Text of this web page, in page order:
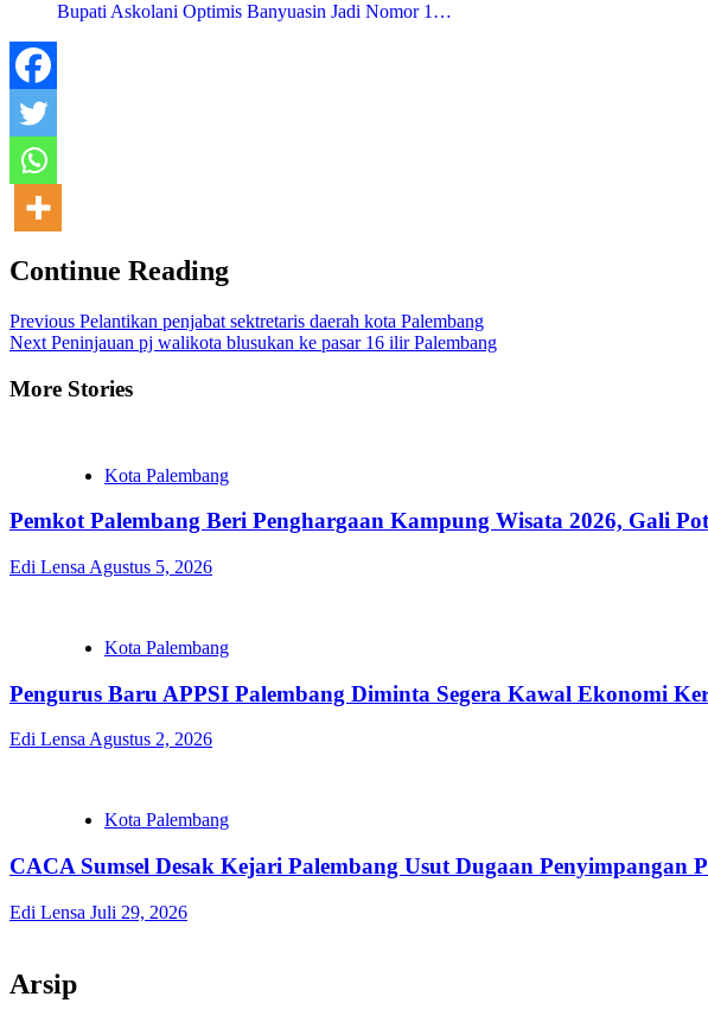
Bupati Askolani Optimis Banyuasin Jadi Nomor 1…
Continue Reading
Previous Pelantikan penjabat sektretaris daerah kota Palembang
Next Peninjauan pj walikota blusukan ke pasar 16 ilir Palembang
More Stories
Kota Palembang
Pemkot Palembang Beri Penghargaan Kampung Wisata 2026, Gali
Edi Lensa Agustus 5, 2026
Kota Palembang
Pengurus Baru APPSI Palembang Diminta Segera Kawal Ekonomi
Edi Lensa Agustus 2, 2026
Kota Palembang
CACA Sumsel Desak Kejari Palembang Usut Dugaan Penyimpangan
Edi Lensa Juli 29, 2026
Arsip